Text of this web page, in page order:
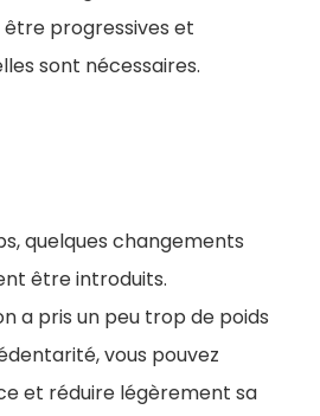
progressives et
sont nécessaires.
quelques changements
être introduits.
a pris un peu trop de poids
vous pouvez
et réduire légèrement sa